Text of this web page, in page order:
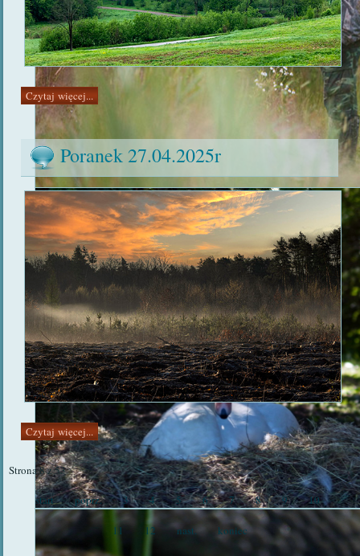
Czytaj więcej...
Poranek 27.04.2025r
Czytaj więcej...
Strona 8 z 53
start poprz. 3 4 5 6 7 8 9 10
11 12 nast. koniec